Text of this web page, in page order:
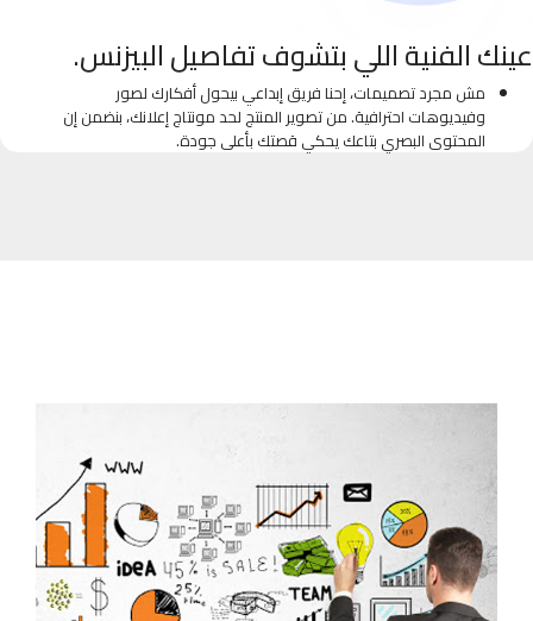
عينك الفنية اللي بتشوف تفاصيل البيزنس.
مش مجرد تصميمات، إحنا فريق إبداعي بيحول أفكارك لصور
وفيديوهات احترافية. من تصوير المنتج لحد مونتاج إعلانك، بنضمن إن
المحتوى البصري بتاعك يحكي قصتك بأعلى جودة.